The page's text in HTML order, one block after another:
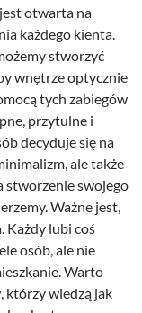
otwarta na
każdego kienta.
stworzyć
wnętrze optycznie
tych zabiegów
przytulne i
decyduje się na
ale także
stworzenie swojego
Ważne jest,
Każdy lubi coś
osób, ale nie
Warto
którzy wiedzą jak